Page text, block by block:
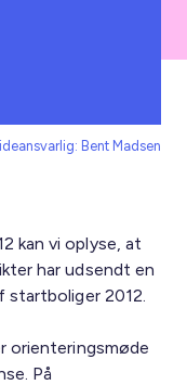
Bent Madsen
kan vi oplyse, at
har udsendt en
2012.
orienteringsmøde
På